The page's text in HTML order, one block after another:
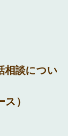
相談につい
）